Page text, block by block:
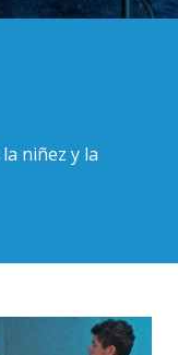
niñez y la